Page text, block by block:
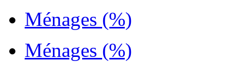
Ménages (%)
Ménages (%)